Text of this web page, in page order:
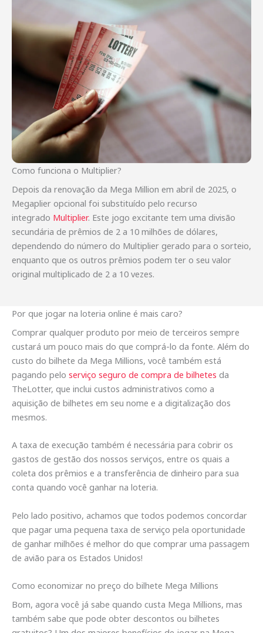
Como funciona o Multiplier?
Depois da renovação da Mega Million em abril de 2025, o
Megaplier opcional foi substituído pelo recurso
integrado Multiplier. Este jogo excitante tem uma divisão
secundária de prêmios de 2 a 10 milhões de dólares,
dependendo do número do Multiplier gerado para o sorteio,
enquanto que os outros prêmios podem ter o seu valor
original multiplicado de 2 a 10 vezes.
Por que jogar na loteria online é mais caro?
Comprar qualquer produto por meio de terceiros sempre
custará um pouco mais do que comprá-lo da fonte. Além do
custo do bilhete da Mega Millions, você também está
pagando pelo serviço seguro de compra de bilhetes da
TheLotter, que inclui custos administrativos como a
aquisição de bilhetes em seu nome e a digitalização dos
mesmos.
A taxa de execução também é necessária para cobrir os
gastos de gestão dos nossos serviços, entre os quais a
coleta dos prêmios e a transferência de dinheiro para sua
conta quando você ganhar na loteria.
Pelo lado positivo, achamos que todos podemos concordar
que pagar uma pequena taxa de serviço pela oportunidade
de ganhar milhões é melhor do que comprar uma passagem
de avião para os Estados Unidos!
Como economizar no preço do bilhete Mega Millions
Bom, agora você já sabe quando custa Mega Millions, mas
também sabe que pode obter descontos ou bilhetes